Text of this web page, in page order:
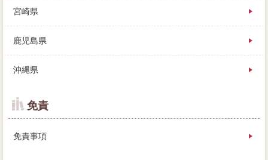
宮崎県
鹿児島県
沖縄県
免責
免責事項